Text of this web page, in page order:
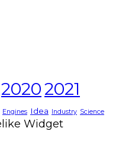
20202021
Engines Idea Industry Science